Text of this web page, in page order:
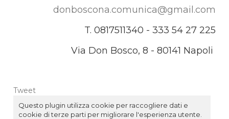
donboscona.comunica@gmail.com
T. 0817511340 - 333 54 27 225
Via Don Bosco, 8 - 80141 Napoli
Tweet
Questo plugin utilizza cookie per raccogliere dati e
cookie di terze parti per migliorare l'esperienza utente.